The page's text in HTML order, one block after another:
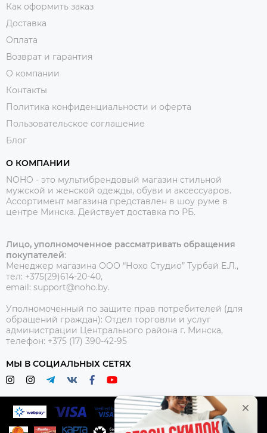
Как оформить заказ
Доставка
Оплата
Возврат и гарантия
О компании
Контакты
Политика конфиденциальности и оферта
Пользовательское соглашение
Блог
О КОМПАНИИ
NOHO - это мультибрендовый магазин стильной
мужской и женской одежды, обуви и аксессуаров.
Ассортимент магазина представлен в шоу руме в
центре Минска. Действует доставка по РБ.
Лицо, уполномоченное рассматривать обращения
покупателей:
Менеджер магазина ООО “Нохо Студио” Турбай Е.Л.,
тел: +375(29)614-20-40,
email: support@noho.by.
Уполномоченный по защите прав потребителей (для
обращений граждан): Отдел торговли и услуг
администрации Центрального района г. Минска,
телефон: +375 (17) 390-42-95
МЫ В СОЦИАЛЬНЫХ СЕТЯХ